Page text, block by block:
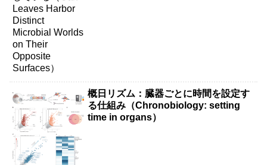
概日リズム：臓器ごとに時間を設定す
る仕組み（Chronobiology: setting
time in organs）